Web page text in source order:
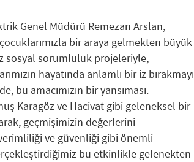
Genel Müdürü Remezan Arslan,
bir araya gelmekten büyük
sosyal sorumluluk projeleriyle,
hayatında anlamlı bir iz bırakmayı
amacımızın bir yansıması.
Karagöz ve Hacivat gibi geleneksel bir
geçmişimizin değerlerini
ve güvenliği gibi önemli
bu etkinlikle gelenekten